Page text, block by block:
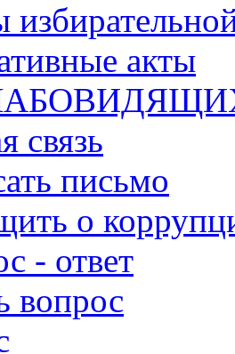
акты
связь
письмо
о
- ответ
вопрос